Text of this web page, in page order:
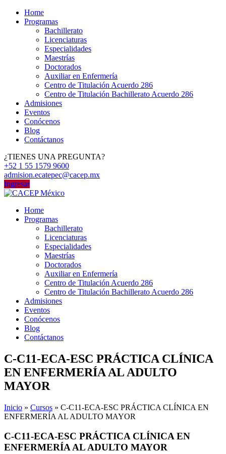
Home
Programas
Bachillerato
Licenciaturas
Especialidades
Maestrías
Doctorados
Auxiliar en Enfermería
Centro de Titulación Acuerdo 286
Centro de Titulación Bachillerato Acuerdo 286
Admisiones
Eventos
Conócenos
Blog
Contáctanos
¿TIENES UNA PREGUNTA?
+52 1 55 1579 9600
admision.ecatepec@cacep.mx
Ingresar
Home
Programas
Bachillerato
Licenciaturas
Especialidades
Maestrías
Doctorados
Auxiliar en Enfermería
Centro de Titulación Acuerdo 286
Centro de Titulación Bachillerato Acuerdo 286
Admisiones
Eventos
Conócenos
Blog
Contáctanos
C-C11-ECA-ESC PRÁCTICA CLÍNICA
EN ENFERMERÍA AL ADULTO
MAYOR
Inicio » Cursos » C-C11-ECA-ESC PRÁCTICA CLÍNICA EN
ENFERMERÍA AL ADULTO MAYOR
C-C11-ECA-ESC PRÁCTICA CLÍNICA EN
ENFERMERÍA AL ADULTO MAYOR